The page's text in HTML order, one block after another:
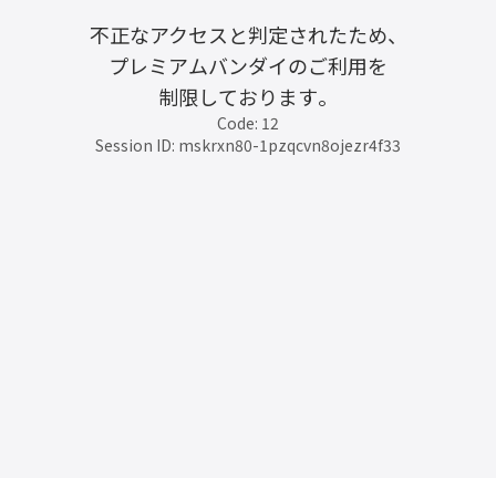
不正なアクセスと判定されたため、
プレミアムバンダイのご利用を
制限しております。
Code: 12
Session ID: mskrxn80-1pzqcvn8ojezr4f33